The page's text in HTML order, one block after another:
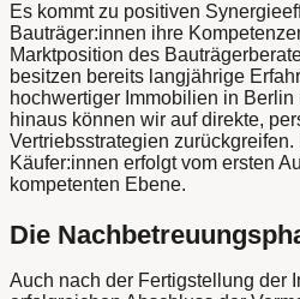
Es kommt zu positiven
Bauträger:innen ihre
Marktposition des
besitzen bereits langjährige
hochwertiger Immobilien in
hinaus können wir auf direkte,
Vertriebsstrategien
Käufer:innen erfolgt vom ersten
kompetenten Ebene.
Die
Auch nach der Fertigstellung der